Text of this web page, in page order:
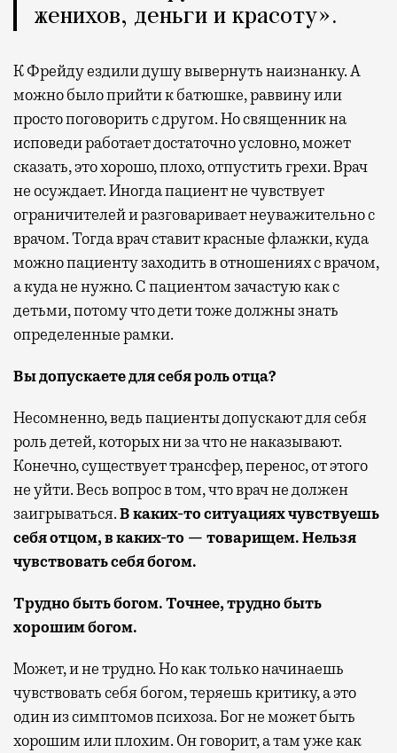
женихов, деньги и красоту».
К Фрейду ездили душу вывернуть наизнанку. А
можно было прийти к батюшке, раввину или
просто поговорить с другом. Но священник на
исповеди работает достаточно условно, может
сказать, это хорошо, плохо, отпустить грехи. Врач
не осуждает. Иногда пациент не чувствует
ограничителей и разговаривает неуважительно с
врачом. Тогда врач ставит красные флажки, куда
можно пациенту заходить в отношениях с врачом,
а куда не нужно. С пациентом зачастую как с
детьми, потому что дети тоже должны знать
определенные рамки.
Вы допускаете для себя роль отца?
Несомненно, ведь пациенты допускают для себя
роль детей, которых ни за что не наказывают.
Конечно, существует трансфер, перенос, от этого
не уйти. Весь вопрос в том, что врач не должен
заигрываться.В каких-то ситуациях чувствуешь
себя отцом, в каких-то — товарищем. Нельзя
чувствовать себя богом.
Трудно быть богом. Точнее, трудно быть
хорошим богом.
Может, и не трудно. Но как только начинаешь
чувствовать себя богом, теряешь критику, а это
один из симптомов психоза. Бог не может быть
хорошим или плохим. Он говорит, а там уже как